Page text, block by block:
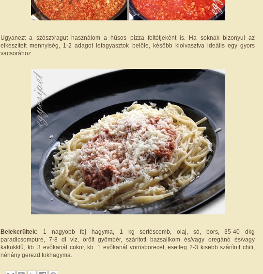
Ugyanezt a szószt/ragut használom a húsos pizza feltétjeként is. Ha soknak bizonyul az
elkészített mennyiség, 1-2 adagot lefagyasztok belőle, később kiolvasztva ideális egy gyors
vacsorához.
Belekerültek: 1 nagyobb fej hagyma, 1 kg sertéscomb, olaj, só, bors, 35-40 dkg
paradicsompüré, 7-8 dl víz, őrölt gyömbér, szárított bazsalikom és/vagy oregánó és/vagy
kakukkfű, kb. 3 evőkanál cukor, kb. 1 evőkanál vörösborecet, esetleg 2-3 kisebb szárított chili,
néhány gerezd fokhagyma.